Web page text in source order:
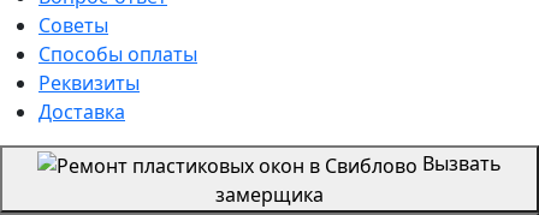
Советы
Способы оплаты
Реквизиты
Доставка
Вызвать
замерщика